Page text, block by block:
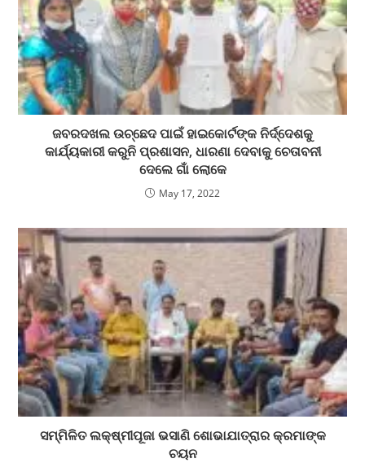
ଜବରଦଖଲ ଉଚ୍ଛେଦ ପାଇଁ ହାଇକୋର୍ଟଙ୍କ ନିର୍ଦ୍ଦେଶକୁ
କାର୍ଯ୍ୟକାରୀ କରୁନି ପ୍ରଶାସନ, ଧାରଣା ଦେବାକୁ ଚେତାବନୀ
ଦେଲେ ଗାଁ ଲୋକେ
May 17, 2022
ସମ୍ମିଳିତ ଲକ୍ଷ୍ମୀପୂଜା ଭସାଣି ଶୋଭାଯାତ୍ରାର କ୍ରମାଙ୍କ
ଚୟନ